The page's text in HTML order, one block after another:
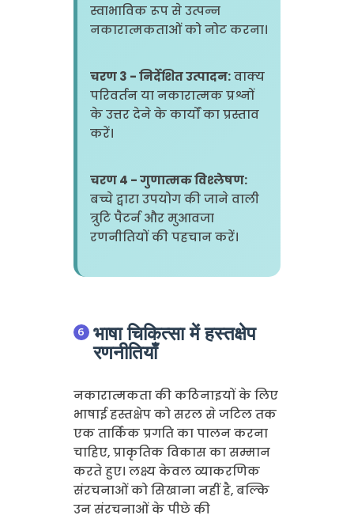
स्वाभाविक रूप से उत्पन्न
नकारात्मकताओं को नोट करना।
चरण 3 - निर्देशित उत्पादन:वाक्य
परिवर्तन या नकारात्मक प्रश्नों
के उत्तर देने के कार्यों का प्रस्ताव
करें।
चरण 4 - गुणात्मक विश्लेषण:
बच्चे द्वारा उपयोग की जाने वाली
त्रुटि पैटर्न और मुआवजा
रणनीतियों की पहचान करें।
भाषा चिकित्सा में हस्तक्षेप
रणनीतियाँ
नकारात्मकता की कठिनाइयों के लिए
भाषाई हस्तक्षेप को सरल से जटिल तक
एक तार्किक प्रगति का पालन करना
चाहिए, प्राकृतिक विकास का सम्मान
करते हुए। लक्ष्य केवल व्याकरणिक
संरचनाओं को सिखाना नहीं है, बल्कि
उन संरचनाओं के पीछे की